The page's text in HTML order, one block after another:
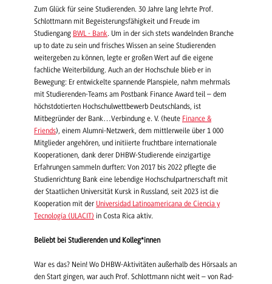
Zum Glück für seine Studierenden. 30 Jahre lang lehrte Prof.
Schlottmann mit Begeisterungsfähigkeit und Freude im
Studiengang BWL - Bank. Um in der sich stets wandelnden Branche
up to date zu sein und frisches Wissen an seine Studierenden
weitergeben zu können, legte er großen Wert auf die eigene
fachliche Weiterbildung. Auch an der Hochschule blieb er in
Bewegung: Er entwickelte spannende Planspiele, nahm mehrmals
mit Studierenden-Teams am Postbank Finance Award teil – dem
höchstdotierten Hochschulwettbewerb Deutschlands, ist
Mitbegründer der Bank…Verbindung e. V. (heute Finance &
Friends), einem Alumni-Netzwerk, dem mittlerweile über 1 000
Mitglieder angehören, und initiierte fruchtbare internationale
Kooperationen, dank derer DHBW-Studierende einzigartige
Erfahrungen sammeln durften: Von 2017 bis 2022 pflegte die
Studienrichtung Bank eine lebendige Hochschulpartnerschaft mit
der Staatlichen Universität Kursk in Russland, seit 2023 ist die
Kooperation mit der Universidad Latinoamericana de Ciencia y
Tecnología (ULACIT) in Costa Rica aktiv.
Beliebt bei Studierenden und Kolleg*innen
War es das? Nein! Wo DHBW-Aktivitäten außerhalb des Hörsaals an
den Start gingen, war auch Prof. Schlottmann nicht weit – von Rad-